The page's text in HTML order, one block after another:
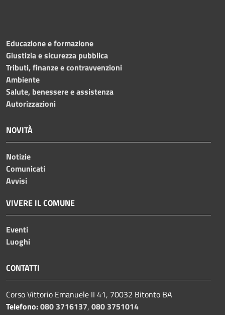
Educazione e formazione
Giustizia e sicurezza pubblica
Tributi, finanze e contravvenzioni
Ambiente
Salute, benessere e assistenza
Autorizzazioni
NOVITÀ
Notizie
Comunicati
Avvisi
VIVERE IL COMUNE
Eventi
Luoghi
CONTATTI
Corso Vittorio Emanuele II 41, 70032 Bitonto BA
Telefono:080 3716137, 080 3751014